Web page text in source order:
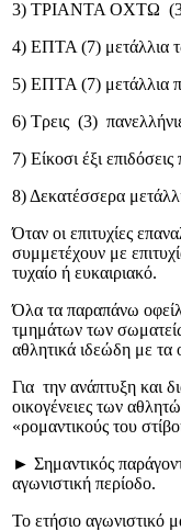
3) ΤΡΙΑΝΤΑ ΟΧΤΩ (38)
4) ΕΠΤΑ (7) μετάλλια
5) ΕΠΤΑ (7) μετάλλια
6) Τρεις (3)
7) Είκοσι έξι
8) Δεκατέσσερα
Όταν οι επιτυχίες
συμμετέχουν με
τυχαίο ή ευκαιριακό.
Όλα τα παραπάνω
τμημάτων των
αθλητικά ιδεώδη με τα
Για την ανάπτυξη και
οικογένειες των
«ρομαντικούς του
► Σημαντικός
αγωνιστική περίοδο.
Το ετήσιο αγωνιστικό